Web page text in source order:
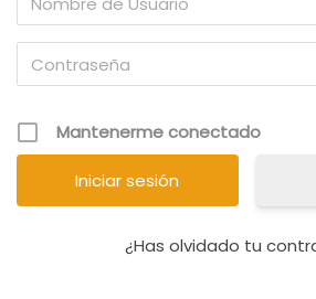
Mantenerme conectado
¿Has olvidado tu